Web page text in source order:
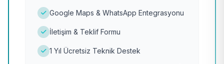
Google Maps & WhatsApp Entegrasyonu
İletişim & Teklif Formu
1 Yıl Ücretsiz Teknik Destek